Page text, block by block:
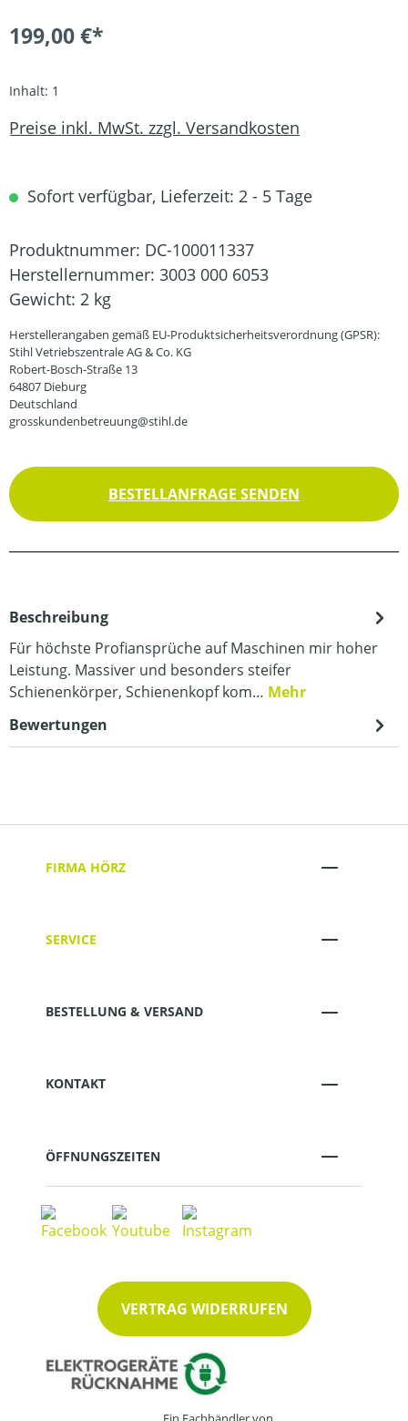
199,00 €*
Inhalt: 1
Preise inkl. MwSt. zzgl. Versandkosten
Sofort verfügbar, Lieferzeit: 2 - 5 Tage
Produktnummer: DC-100011337
Herstellernummer: 3003 000 6053
Gewicht: 2 kg
Herstellerangaben gemäß EU-Produktsicherheitsverordnung (GPSR):
Stihl Vetriebszentrale AG & Co. KG
Robert-Bosch-Straße 13
64807 Dieburg
Deutschland
grosskundenbetreuung@stihl.de
BESTELLANFRAGE SENDEN
Beschreibung
Für höchste Profiansprüche auf Maschinen mir hoher
Leistung. Massiver und besonders steifer
Schienenkörper, Schienenkopf kom… Mehr
Bewertungen
FIRMA HÖRZ
SERVICE
BESTELLUNG & VERSAND
KONTAKT
ÖFFNUNGSZEITEN
VERTRAG WIDERRUFEN